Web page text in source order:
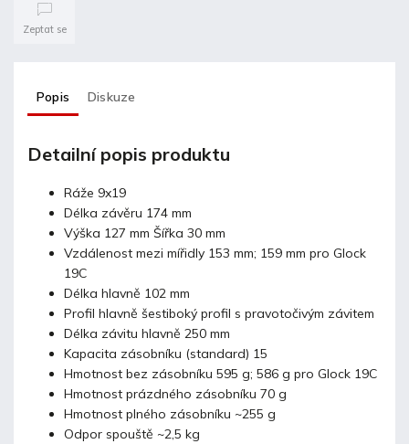
Zeptat se
Popis Diskuze
Detailní popis produktu
Ráže 9x19
Délka závěru 174 mm
Výška 127 mm Šířka 30 mm
Vzdálenost mezi mířidly 153 mm; 159 mm pro Glock
19C
Délka hlavně 102 mm
Profil hlavně šestiboký profil s pravotočivým závitem
Délka závitu hlavně 250 mm
Kapacita zásobníku (standard) 15
Hmotnost bez zásobníku 595 g; 586 g pro Glock 19C
Hmotnost prázdného zásobníku 70 g
Hmotnost plného zásobníku ~255 g
Odpor spouště ~2,5 kg